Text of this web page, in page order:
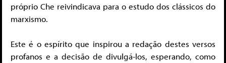
próprio Che reivindicava para o estudo dos clássicos do
marxismo.
Este é o espírito que inspirou a redação destes versos
profanos e a decisão de divulgá-los, esperando, como